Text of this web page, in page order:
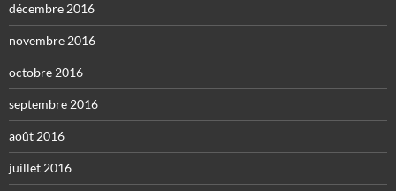
décembre 2016
novembre 2016
octobre 2016
septembre 2016
août 2016
juillet 2016